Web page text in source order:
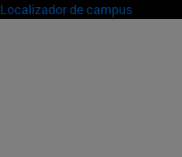
Localizador de campus